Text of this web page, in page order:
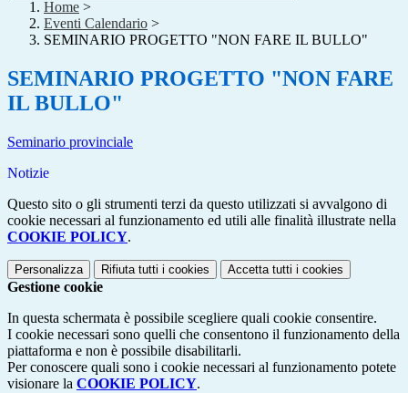
Home >
Eventi Calendario >
SEMINARIO PROGETTO "NON FARE IL BULLO"
SEMINARIO PROGETTO "NON FARE
IL BULLO"
Seminario provinciale
Notizie
Questo sito o gli strumenti terzi da questo utilizzati si avvalgono di
cookie necessari al funzionamento ed utili alle finalità illustrate nella
COOKIE POLICY.
Personalizza Rifiuta tutti i cookies Accetta tutti i cookies
Gestione cookie
In questa schermata è possibile scegliere quali cookie consentire.
I cookie necessari sono quelli che consentono il funzionamento della
piattaforma e non è possibile disabilitarli.
Per conoscere quali sono i cookie necessari al funzionamento potete
visionare la COOKIE POLICY.